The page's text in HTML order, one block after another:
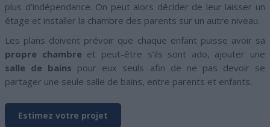
plus d’indépendance. On peut alors décider de leur laisser un
étage et installer la chambre des parents sur un autre niveau.
Les plans doivent prévoir que chaque enfant puisse avoir sa
propre chambre et peut-être s’ils sont ado, ajouter une
salle de bains pour eux seuls afin de ne pas devoir se
partager une seule salle de bains, entre parents et enfants.
Estimez votre projet